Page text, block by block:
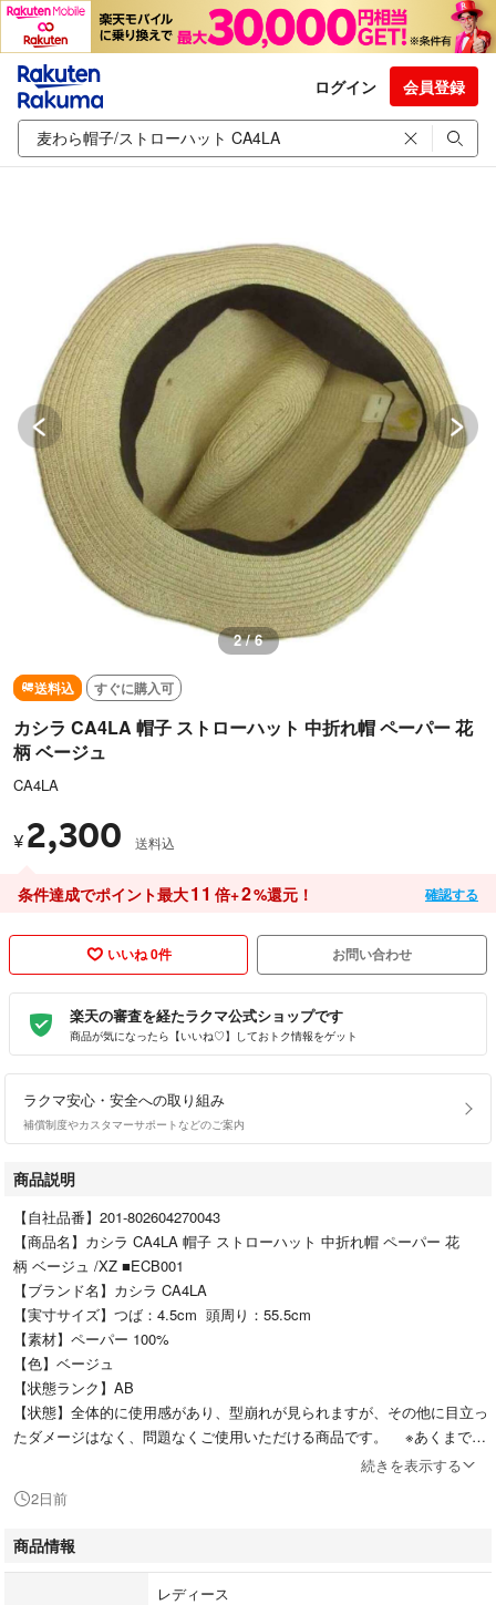
ログイン 会員登録
2 / 6
送料込 すぐに購入可
カシラ CA4LA 帽子 ストローハット 中折れ帽 ペーパー 花
柄 ベージュ
CA4LA
¥ 2,300 送料込
条件達成でポイント最大11 倍+2%還元！ 確認する
いいね 0件 お問い合わせ
楽天の審査を経たラクマ公式ショップです
商品が気になったら【いいね♡】しておトク情報をゲット
ラクマ安心・安全への取り組み
補償制度やカスタマーサポートなどのご案内
商品説明
【自社品番】201-802604270043
【商品名】カシラ CA4LA 帽子 ストローハット 中折れ帽 ペーパー 花
柄 ベージュ /XZ ■ECB001
【ブランド名】カシラ CA4LA
【実寸サイズ】つば：4.5cm 頭周り：55.5cm
【素材】ペーパー 100%
【色】ベージュ
【状態ランク】AB
【状態】全体的に使用感があり、型崩れが見られますが、その他に目立っ
たダメージはなく、問題なくご使用いただける商品です。 ※あくまでも
中古品ですので掲載写真や記載内容をご確認いただき、ご理解の上ご購入
【付属品】付属品なし
商品のお問い合わせの回答を休止しております。＊各商品ページの商品詳
続きを表示する
2日前
商品情報
レディース